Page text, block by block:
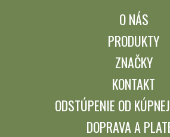
O NÁS
PRODUKTY
ZNAČKY
KONTAKT
ODSTÚPENIE OD
DOPRAVA A